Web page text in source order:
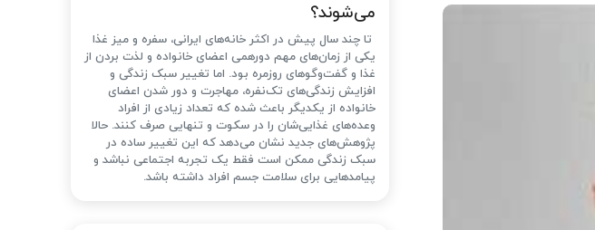
می‌شوند؟
تا چند سال پیش در اکثر خانه‌های ایرانی، سفره و میز غذا
یکی از زمان‌های مهم دورهمی اعضای خانواده و لذت بردن از
غذا و گفت‌وگوهای روزمره بود. اما تغییر سبک زندگی و
افزایش زندگی‌های تک‌نفره، مهاجرت و دور شدن اعضای
خانواده از یکدیگر باعث شده که تعداد زیادی از افراد
وعده‌های غذایی‌شان را در سکوت و تنهایی صرف کنند. حالا
پژوهش‌های جدید نشان می‌دهد که این تغییر ساده در
سبک زندگی ممکن است فقط یک تجربه اجتماعی نباشد و
پیامدهایی برای سلامت جسم افراد داشته باشد.